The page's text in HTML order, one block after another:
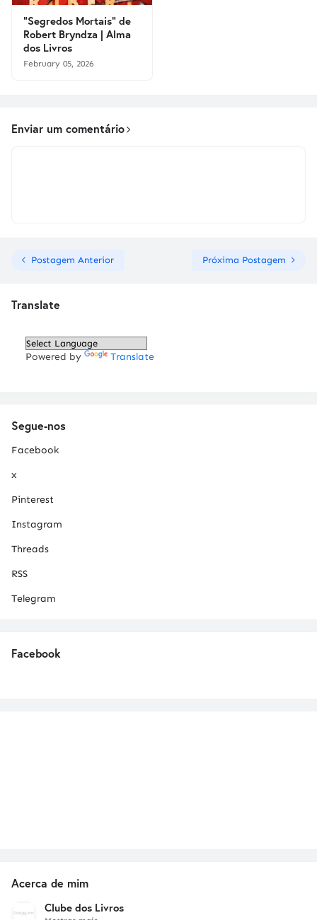
"Segredos Mortais" de
Robert Bryndza | Alma
dos Livros
February 05, 2026
Enviar um comentário
Postagem Anterior Próxima Postagem
Translate
Powered by Translate
Segue-nos
Facebook
x
Pinterest
Instagram
Threads
RSS
Telegram
Facebook
Acerca de mim
Clube dos Livros